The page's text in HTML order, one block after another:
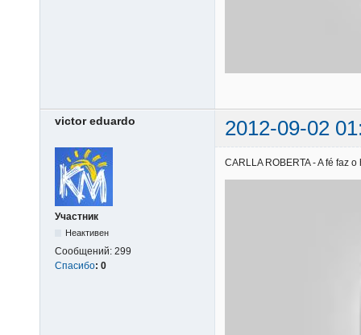
victor eduardo 2012-09-02
Участник
Неактивен
Сообщений: 299
Спасибо: 0
CARLLA ROBERTA - A fé faz